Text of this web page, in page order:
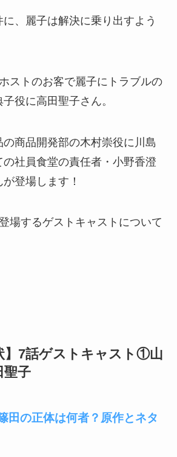
、麗子は解決に乗り出すよう
ストのお客で麗子にトラブルの
役に高田聖子さん。
の商品開発部の木村崇役に川島
社員食堂の責任者・小野香澄
登場します！
場するゲストキャストについて
】7話ゲストキャスト①山
子
田の正体は何者？原作とネタ